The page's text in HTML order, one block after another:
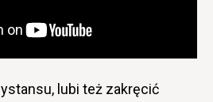
lubi też zakręcić